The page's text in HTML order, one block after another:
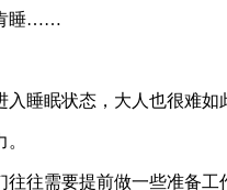
肯睡……
睡眠状态，大人也很难如
往需要提前做一些准备工